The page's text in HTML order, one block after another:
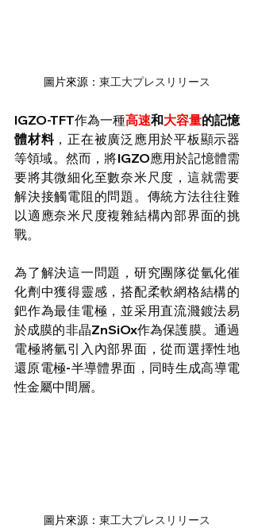
圖片來源： 東工大プレスリリース
IGZO-TFT作為一種高速和大容量的記憶
體材料 ，正在被廣泛應用於平板顯示器
等領域。然而，將IGZO應用於記憶體需
要將其微細化至數奈米尺度，這就需要
解決接觸電阻的問題。傳統方法往往難
以適應奈米尺度複雜結構內部界面的挑
戰。
為了解決這一問題，研究團隊從氫化催
化劑中獲得靈感，搭配柔軟網格結構的
鈀作為最佳電極，並采用直流濺鍍法易
於成膜的非晶ZnSiOx作為保護膜。通過
電極將氫引入內部界面，從而選擇性地
還原電極-半導體界面，同時生成高導電
性金屬中間層。
圖片來源： 東工大プレスリリース